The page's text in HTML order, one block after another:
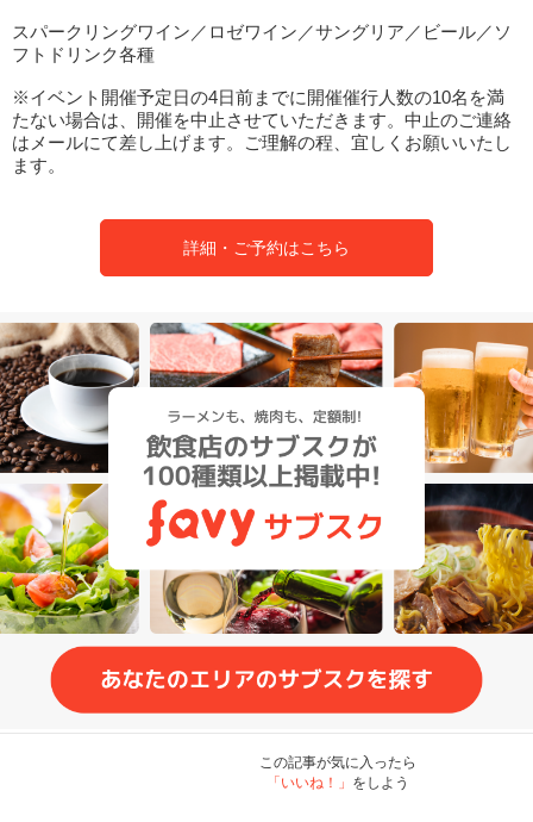
スパークリングワイン／ロゼワイン／サングリア／ビール／ソ
フトドリンク各種
※イベント開催予定日の4日前までに開催催行人数の10名を満
たない場合は、開催を中止させていただきます。中止のご連絡
はメールにて差し上げます。ご理解の程、宜しくお願いいたし
ます。
詳細・ご予約はこちら
この記事が気に入ったら
「いいね！」 をしよう